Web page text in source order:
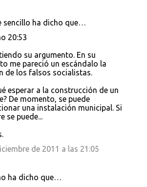
sencillo ha dicho que…
20:53
su argumento. En su
me pareció un escándalo la
de los falsos socialistas.
esperar a la construcción de un
De momento, se puede
una instalación municipal. Si
se puede...
de 2011 a las 21:05
ha dicho que…